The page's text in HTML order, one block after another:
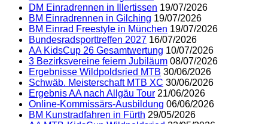
DM Einradrennen in Illertissen 19/07/2026
BM Einradrennen in Gilching 19/07/2026
BM Einrad Freestyle in München 19/07/2026
Bundesradsporttreffen 2027 16/07/2026
AA KidsCup 26 Gesamtwertung 10/07/2026
3 Bezirksvereine feiern Jubiläum 08/07/2026
Ergebnisse Wildpoldsried MTB 30/06/2026
Schwäb. Meisterschaft MTB XC 30/06/2026
Ergebnis AA nach Allgäu Tour 21/06/2026
Online-Kommissärs-Ausbildung 06/06/2026
BM Kunstradfahren in Fürth 29/05/2026